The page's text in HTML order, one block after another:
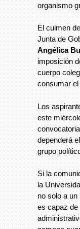
organismo
El culmen
Junta de
Angélica
imposición
cuerpo
consumar el
Los
este
dependerá
grupo
Si la
la
no solo a un
es capaz de